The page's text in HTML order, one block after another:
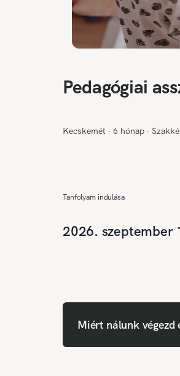
Pedagógiai
Kecskemét ∙ 6 hónap ∙
Tanfolyam indulása
2026. szeptember
Miért nálunk